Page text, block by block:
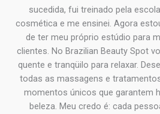
sucedida, fui treinado pela
cosmética e me ensinei. Agora
de ter meu próprio estúdio para
clientes. No Brazilian Beauty Spot
quente e tranqüilo para relaxar.
todas as massagens e
momentos únicos que garantem
beleza. Meu credo é: cada